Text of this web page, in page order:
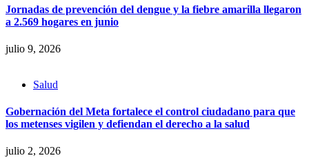
Jornadas de prevención del dengue y la fiebre amarilla llegaron
a 2.569 hogares en junio
julio 9, 2026
Salud
Gobernación del Meta fortalece el control ciudadano para que
los metenses vigilen y defiendan el derecho a la salud
julio 2, 2026